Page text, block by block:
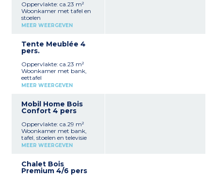
Oppervlakte: ca.23 m²
Woonkamer met tafel en
stoelen
Volledig ingerichte
koffiezetapparaat,
serviesgoed)
tweepersoonsbed (140 cm)
1 slaapkamer met drie
eenpersoonsbedden (80
cm)
Opmerking:
accommodatie
zonder sanitair (sanitair op
camping in de buurt).
personen
MEER WEERGEVEN
Tente Meublée 4
pers.
Oppervlakte: ca.23 m²
Woonkamer met bank,
eettafel
Volledig ingerichte
koffiezetapparaat,
serviesgoed)
tweepersoonsbed (140 cm)
2 slaapkamers met een
eenpersoonsbed (80 cm)
Voortent (11 m²)
zonder sanitair (sanitair op
camping in de buurt).
Max. capaciteit 4
MEER WEERGEVEN
Mobil Home Bois
Confort 4 pers
Oppervlakte: ca.29 m²
Woonkamer met bank,
tafel, stoelen en televisie
Volledig ingerichte
magnetron,
koffiezetapparaat,
MEER WEERGEVEN
Chalet Bois
Premium 4/6 pers